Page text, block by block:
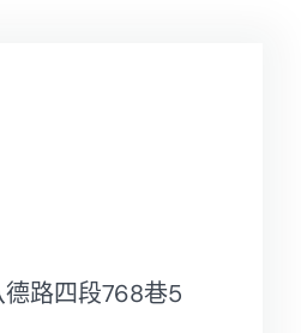
路四段768巷5